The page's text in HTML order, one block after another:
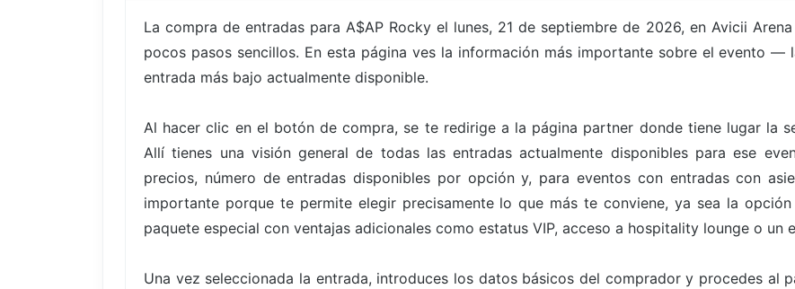
La compra de entradas para A$AP Rocky el lunes, 21 de septiembre de 2026, en Avicii
pocos pasos sencillos. En esta página ves la información más importante sobre el evento
entrada más bajo actualmente disponible.
Al hacer clic en el botón de compra, se te redirige a la página partner donde tiene lugar la
Allí tienes una visión general de todas las entradas actualmente disponibles para ese
precios, número de entradas disponibles por opción y, para eventos con entradas con
importante porque te permite elegir precisamente lo que más te conviene, ya sea la
paquete especial con ventajas adicionales como estatus VIP, acceso a hospitality lounge o un
Una vez seleccionada la entrada, introduces los datos básicos del comprador y procedes al